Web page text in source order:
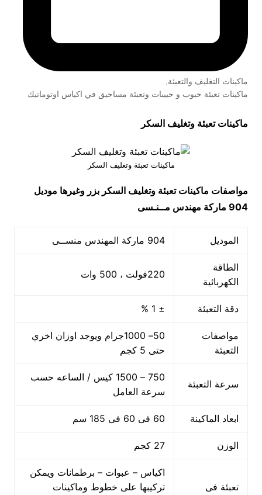
ماكينات التغليف والتعبئة,
ماكينات تعبئة حبوب و حبيبات وتعبئة مساحيق في اكياس اوتوماتيك
ماكينات تعبئة وتغليف السكر
ماكينات تعبئة وتغليف السكر
مواصفات ماكينات تعبئة وتغليف السكر بزر وغيرها موديل
904 ماركة مهندس مــنـسى
الموديل 904 ماركة المهندس منســى
الطاقة
الكهربائية
220فولت ، 500 وات
دقة التعبئة ± 1 %
مواصفات
التعبئة
50– 1000جرام ويوجد اوزان اخري
حتى 5 كجم
سرعة التعبئة
750 – 1500 كيس / الساعه حسب
سرعة العامل
ابعاد الماكينة 60 فى 60 فى 185 سم
الوزن 27 كجم
تعبئة فى
اكياس – عبوات – برطمانات ويمكن
تركيبها على خطوط وماكينات